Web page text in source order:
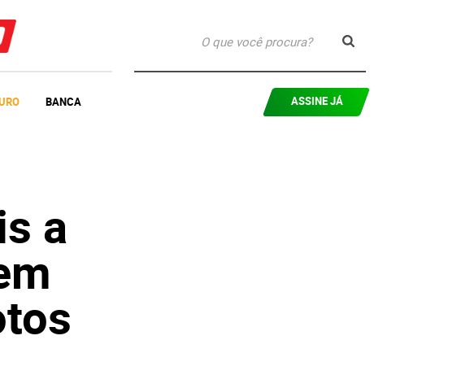
BANCA ASSINE JÁ
a